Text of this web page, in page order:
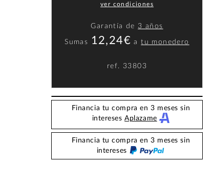
ver condiciones
Garantía de 3 años
Sumas 12,24€ atu monedero
ref. 33803
Financia tu compra en 3 meses sin
interesesAplazame
Financia tu compra en 3 meses sin
intereses